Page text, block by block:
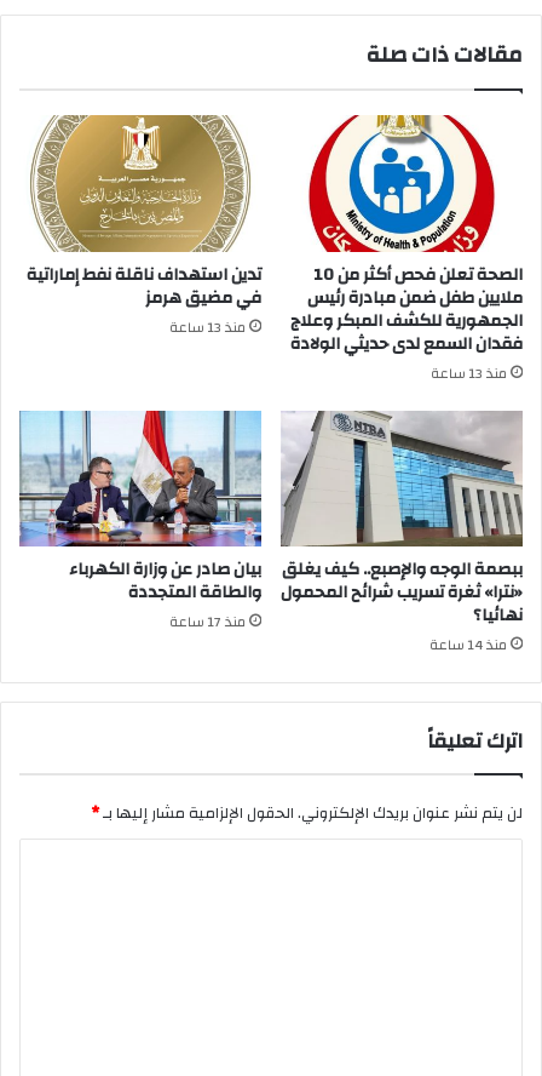
مقالات ذات صلة
الصحة تعلن فحص أكثر من 10
ملايين طفل ضمن مبادرة رئيس
الجمهورية للكشف المبكر وعلاج
فقدان السمع لدى حديثي الولادة
منذ 13 ساعة
تدين استهداف ناقلة نفط إماراتية
في مضيق هرمز
منذ 13 ساعة
ببصمة الوجه والإصبع.. كيف يغلق
«نترا» ثغرة تسريب شرائح المحمول
نهائيا؟
منذ 14 ساعة
بيان صادر عن وزارة الكهرباء
والطاقة المتجددة
منذ 17 ساعة
اترك تعليقاً
لن يتم نشر عنوان بريدك الإلكتروني.الحقول الإلزامية مشار إليها بـ*